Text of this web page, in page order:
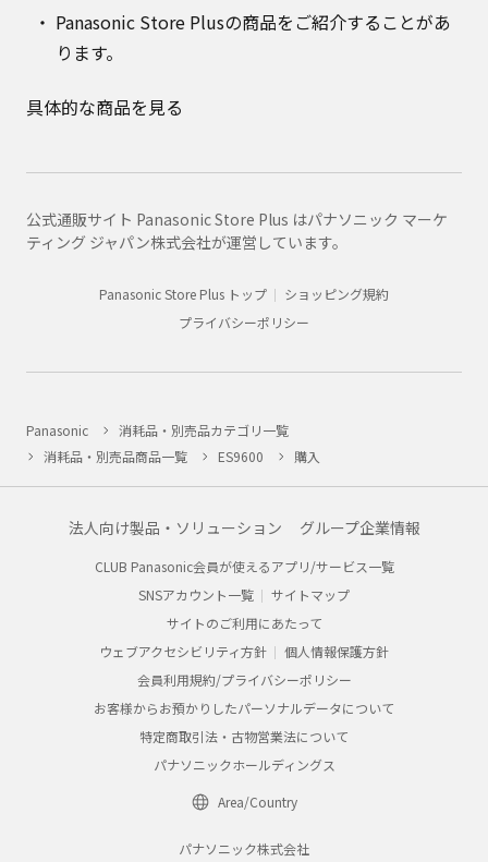
Panasonic Store Plusの商品をご紹介することがあ
ります。
具体的な商品を見る
公式通販サイト Panasonic Store Plus はパナソニック マーケ
ティング ジャパン株式会社が運営しています。
Panasonic Store Plus トップ
ショッピング規約
プライバシーポリシー
Panasonic
消耗品・別売品カテゴリ一覧
消耗品・別売品商品一覧
ES9600 購入
法人向け製品・ソリューション グループ企業情報
CLUB Panasonic会員が使えるアプリ/サービス一覧
SNSアカウント一覧
サイトマップ
サイトのご利用にあたって
ウェブアクセシビリティ方針
個人情報保護方針
会員利用規約/プライバシーポリシー
お客様からお預かりしたパーソナルデータについて
特定商取引法・古物営業法について
パナソニックホールディングス
Area/Country
パナソニック株式会社